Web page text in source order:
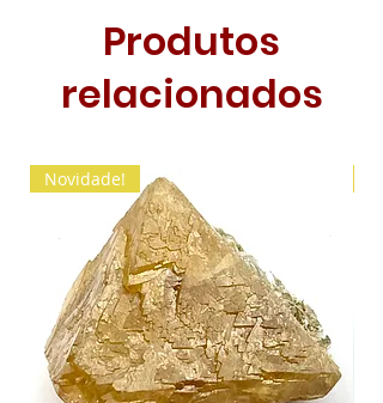
Produtos
relacionados
Novidade!